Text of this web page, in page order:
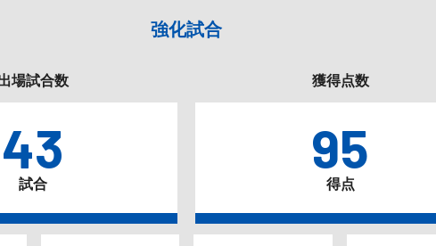
強化試合
場試合数
43
試合
獲得点数
95
得点